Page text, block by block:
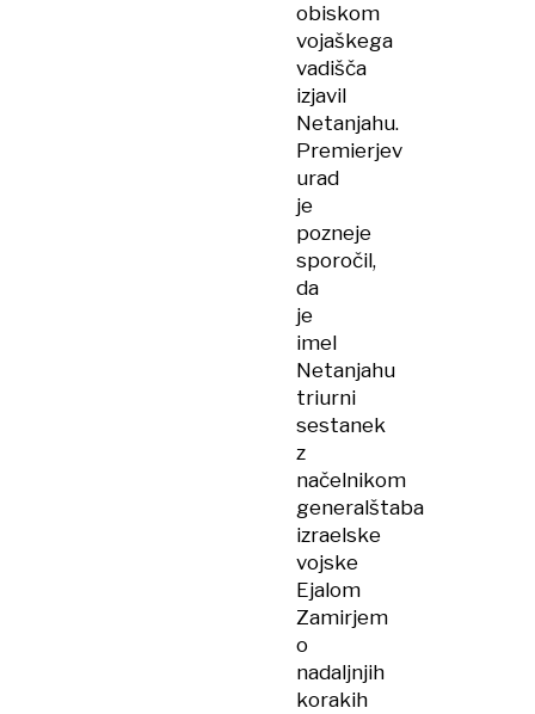
obiskom
vojaškega
vadišča
izjavil
Netanjahu.
Premierjev
urad
je
pozneje
sporočil,
da
je
imel
Netanjahu
triurni
sestanek
z
načelnikom
generalštaba
izraelske
vojske
Ejalom
Zamirjem
o
nadaljnjih
korakih